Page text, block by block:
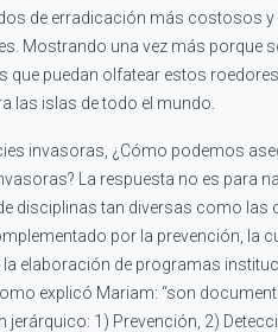
de erradicación más costosos
Mostrando una vez más porque
puedan olfatear estos
las islas de todo el mundo.
invasoras, ¿Cómo podemos
La respuesta no es para
disciplinas tan diversas como las
por la prevención, la
elaboración de programas
explicó Mariam: “son
1) Prevención, 2)